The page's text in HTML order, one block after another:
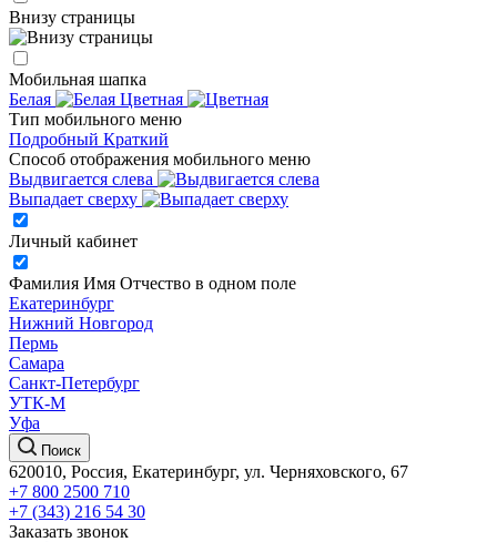
Внизу страницы
Мобильная шапка
Белая
Цветная
Тип мобильного меню
Подробный Краткий
Способ отображения мобильного меню
Выдвигается слева
Выпадает сверху
Личный кабинет
Фамилия Имя Отчество в одном поле
Екатеринбург
Нижний Новгород
Пермь
Самара
Санкт-Петербург
УТК-М
Уфа
Поиск
620010, Россия, Екатеринбург, ул. Черняховского, 67
+7 800 2500 710
+7 (343) 216 54 30
Заказать звонок